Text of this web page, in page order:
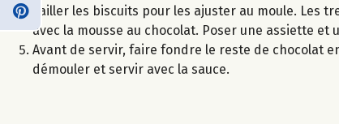
Tailler les biscuits pour les ajuster au moule. Les
avec la mousse au chocolat. Poser une assiette
Avant de servir, faire fondre le reste de chocolat
démouler et servir avec la sauce.